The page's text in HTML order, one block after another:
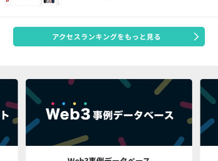
アクセスランキングをもっと見る